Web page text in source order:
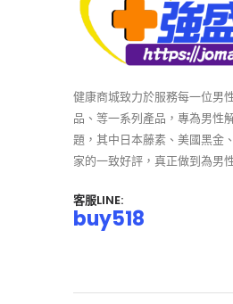
健康商城致力於服務每一位男
品、等一系列產品，專為男性
題，其中日本藤素、美國黑金
家的一致好評，真正做到為男
客服LINE:
buy518